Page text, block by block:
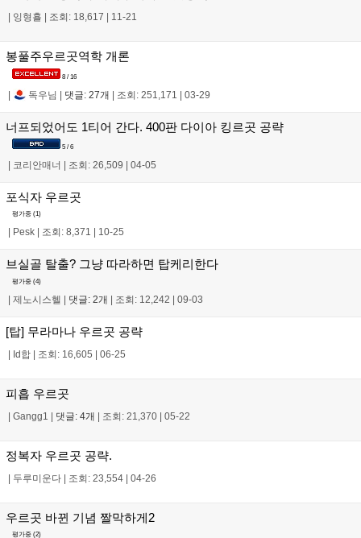
잉형횰 조회: 18,617 11-21
봉풀주우르곳역학 개론
8 / 16
| 독우님 | 댓글: 27개 | 조회: 251,171 | 03-29
너프되었어도 1티어 간다. 400판 다이아 킹르곳 공략
5 / 6
| 코리안매너 | 조회: 26,509 | 04-05
포식자 우르곳
평가중 (1)
Pesk 조회: 8,371 10-25
브실골 탈출? 그냥 따라하면 탑케리한다
평가중 (4)
| 제노시스헬 | 댓글: 2개 | 조회: 12,242 | 09-03
[탑] 무라마나 우르곳 공략
| Id합 | 조회: 16,605 | 06-25
피흡 우르곳
| Gangg1 | 댓글: 4개 | 조회: 21,370 | 05-22
정복자 우르곳 공략.
| 두루미운다 | 조회: 23,554 | 04-26
우르곳 바뀐 기념 짤막하게2
평가중 (2)